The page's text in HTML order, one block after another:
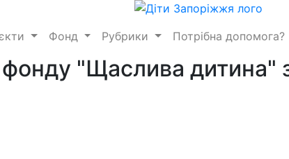
Фонд Рубрики Потрібна допомога?
фонду "Щаслива дитина"